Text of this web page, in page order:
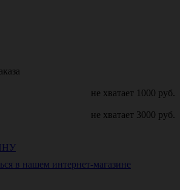
не хватает 1000 руб.
не хватает 3000 руб.
в нашем интернет-магазине